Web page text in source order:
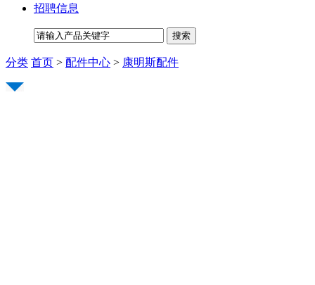
招聘信息
分类 首页 > 配件中心 > 康明斯配件